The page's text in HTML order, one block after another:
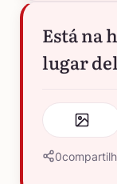
Está na
lugar
0